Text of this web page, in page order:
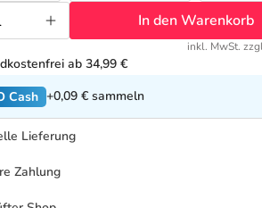
In den Warenkorb
inkl. MwSt.
ab 34,99 €
Cash +0,09 € sammeln
Lieferung
Zahlung